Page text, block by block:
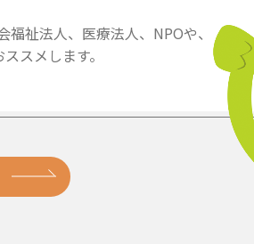
祉法人、医療法人、NPOや、
スメします。